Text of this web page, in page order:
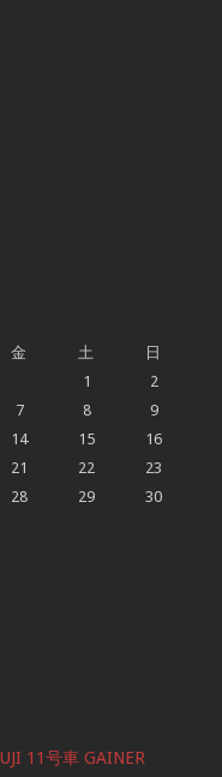
金 土
日
1
2
7 8
9
14 15
16
21 22
23
28 29
30
11号車 GAINER